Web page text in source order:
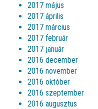
2017 május
2017 április
2017 március
2017 február
2017 január
2016 december
2016 november
2016 október
2016 szeptember
2016 augusztus